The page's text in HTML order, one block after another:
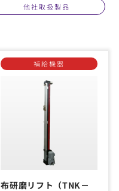
他社取扱製品
補給機器
布研磨リフト（TNK－